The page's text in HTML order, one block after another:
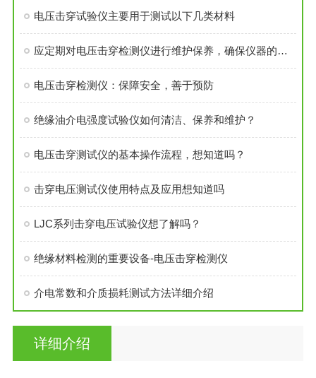
电压击穿试验仪主要用于测试以下几类材料
应定期对电压击穿检测仪进行维护保养，确保仪器的性能稳定可靠
电压击穿检测仪：保障安全，善于预防
绝缘油介电强度试验仪如何清洁、保养和维护？
电压击穿测试仪的基本操作流程，想知道吗？
击穿电压测试仪使用特点及应用想知道吗
LJC系列击穿电压试验仪想了解吗？
绝缘材料检测的重要设备-电压击穿检测仪
介电常数和介质损耗测试方法详细介绍
详细介绍